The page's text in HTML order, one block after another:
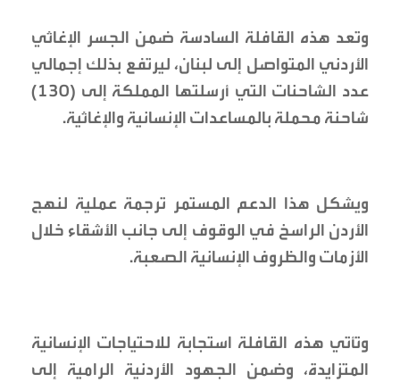
وتعد هذه القافلة السادسة ضمن الجسر الإغاثي
الأردني المتواصل إلى لبنان، ليرتفع بذلك إجمالي
عدد الشاحنات التي أرسلتها المملكة إلى (130)
شاحنة محملة بالمساعدات الإنسانية والإغاثية.
ويشكل هذا الدعم المستمر ترجمة عملية لنهج
الأردن الراسخ في الوقوف إلى جانب الأشقاء خلال
الأزمات والظروف الإنسانية الصعبة.
وتأتي هذه القافلة استجابة للاحتياجات الإنسانية
المتزايدة، وضمن الجهود الأردنية الرامية إلى